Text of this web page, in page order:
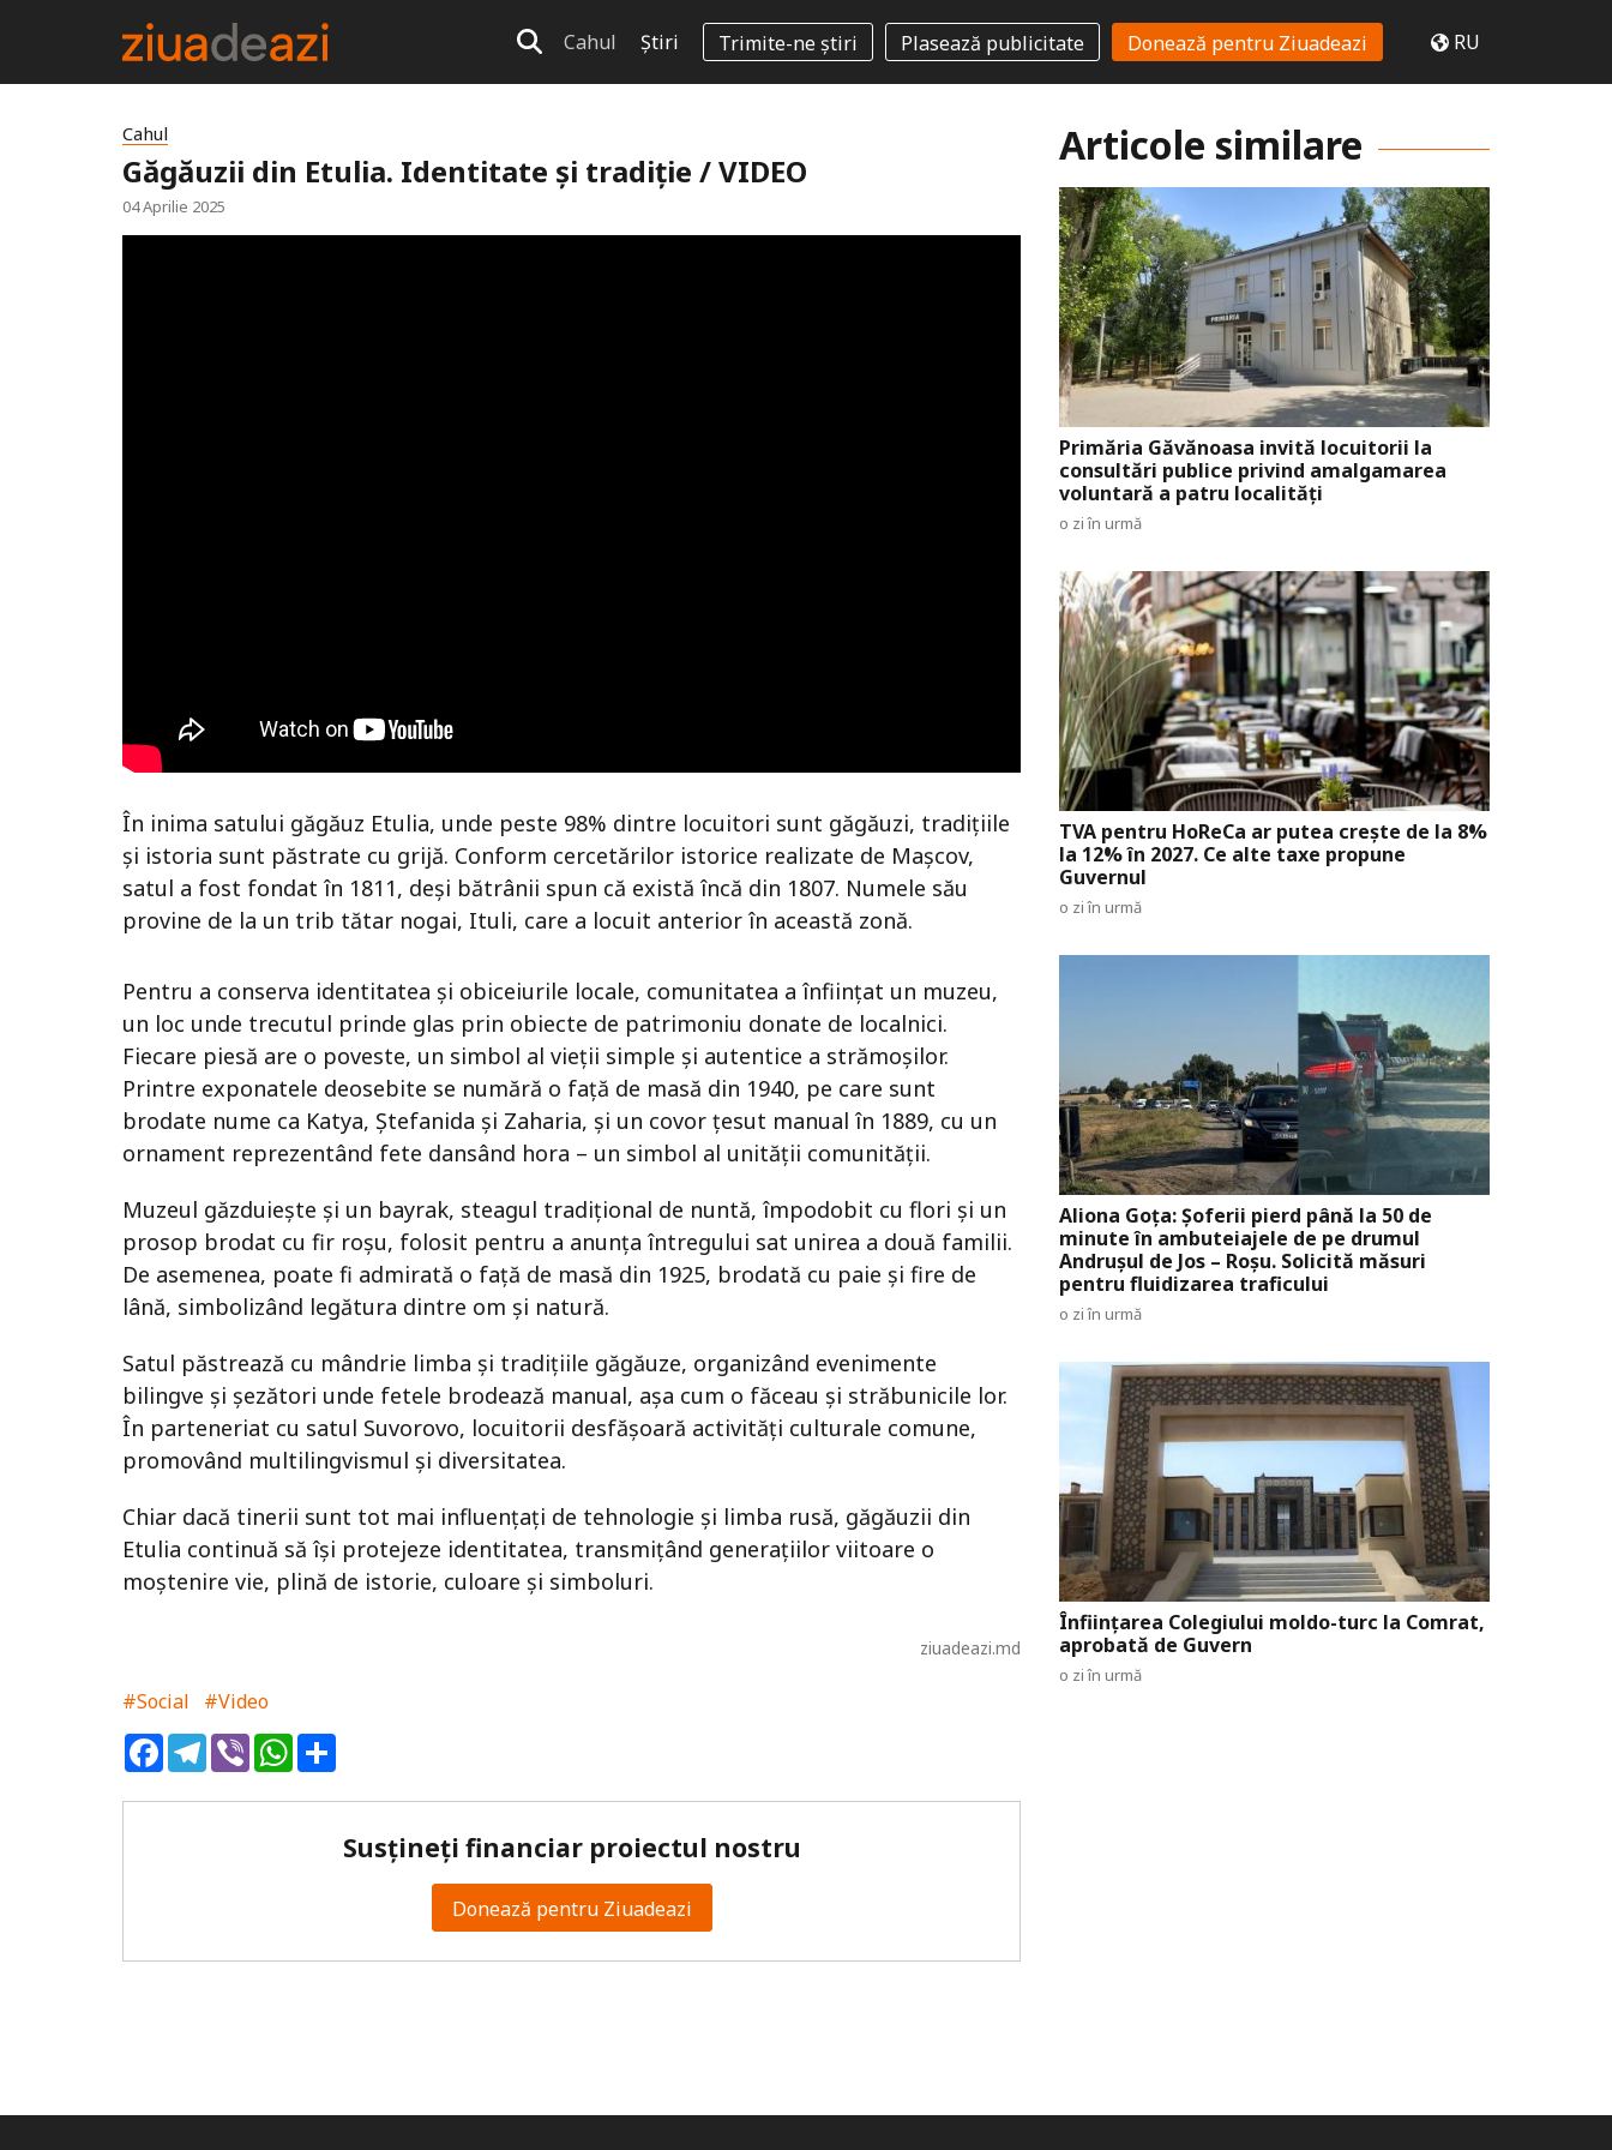
Cahul Știri Trimite-ne știri Plasează publicitate Donează pentru Ziuadeazi RU
Cahul
Găgăuzii din Etulia. Identitate și tradiție / VIDEO
04 Aprilie 2025
În inima satului găgăuz Etulia, unde peste 98% dintre locuitori sunt găgăuzi, tradițiile
și istoria sunt păstrate cu grijă. Conform cercetărilor istorice realizate de Mașcov,
satul a fost fondat în 1811, deși bătrânii spun că există încă din 1807. Numele său
provine de la un trib tătar nogai, Ituli, care a locuit anterior în această zonă.
Pentru a conserva identitatea și obiceiurile locale, comunitatea a înființat un muzeu,
un loc unde trecutul prinde glas prin obiecte de patrimoniu donate de localnici.
Fiecare piesă are o poveste, un simbol al vieții simple și autentice a strămoșilor.
Printre exponatele deosebite se numără o față de masă din 1940, pe care sunt
brodate nume ca Katya, Ștefanida și Zaharia, și un covor țesut manual în 1889, cu un
ornament reprezentând fete dansând hora – un simbol al unității comunității.
Muzeul găzduiește și un bayrak, steagul tradițional de nuntă, împodobit cu flori și un
prosop brodat cu fir roșu, folosit pentru a anunța întregului sat unirea a două familii.
De asemenea, poate fi admirată o față de masă din 1925, brodată cu paie și fire de
lână, simbolizând legătura dintre om și natură.
Satul păstrează cu mândrie limba și tradițiile găgăuze, organizând evenimente
bilingve și șezători unde fetele brodează manual, așa cum o făceau și străbunicile lor.
În parteneriat cu satul Suvorovo, locuitorii desfășoară activități culturale comune,
promovând multilingvismul și diversitatea.
Chiar dacă tinerii sunt tot mai influențați de tehnologie și limba rusă, găgăuzii din
Etulia continuă să își protejeze identitatea, transmițând generațiilor viitoare o
moștenire vie, plină de istorie, culoare și simboluri.
ziuadeazi.md
#Social
#Video
FacebookTelegram
ViberWhatsApp
Susțineți financiar proiectul nostru
Donează pentru Ziuadeazi
Articole similare
Primăria Găvănoasa invită locuitorii la
consultări publice privind amalgamarea
voluntară a patru localități
o zi în urmă
TVA pentru HoReCa ar putea crește de la 8%
la 12% în 2027. Ce alte taxe propune
Guvernul
o zi în urmă
Aliona Goța: Șoferii pierd până la 50 de
minute în ambuteiajele de pe drumul
Andrușul de Jos – Roșu. Solicită măsuri
pentru fluidizarea traficului
o zi în urmă
Înființarea Colegiului moldo-turc la Comrat,
aprobată de Guvern
o zi în urmă